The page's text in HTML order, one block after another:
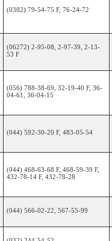
(0382) 79-54-75 F, 76-24-72
(06272) 2-95-08, 2-97-39, 2-13-
53 F
(056) 788-38-69, 32-19-40 F, 36-
04-61, 36-04-15
(044) 592-30-20 F, 483-05-54
(044) 468-63-68 F, 468-59-39 F,
432-78-14 F, 432-78-28
(044) 566-02-22, 567-55-99